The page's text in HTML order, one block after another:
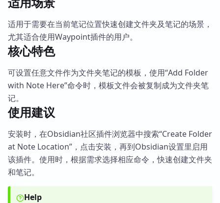
适用于需要在当前笔记位置快速创建文件夹及笔记的场景，
尤其适合使用Waypoint插件的用户。
核心特色
可设置任意文件作为文件夹笔记的模板，使用“Add Folder
with Note Here”命令时，模板文件会被复制成为文件夹笔
记。
使用建议
安装时，在Obsidian社区插件浏览器中搜索“Create Folder
at Note Location”，点击安装，再到Obsidian设置里启用
该插件。使用时，根据需求选择相应命令，快速创建文件夹
和笔记。
Help